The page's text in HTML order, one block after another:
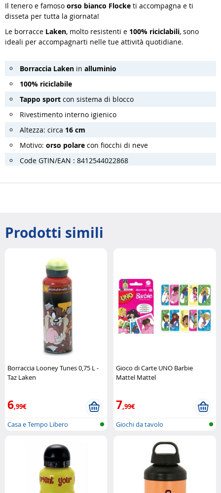
Il tenero e famoso orso bianco Flocke ti accompagna e ti
disseta per tutta la giornata!
Le borracce Laken, molto resistenti e 100% riciclabili, sono
ideali per accompagnarti nelle tue attività quotidiane.
Borraccia Laken in alluminio
100% riciclabile
Tappo sport con sistema di blocco
Rivestimento interno igienico
Altezza: circa 16 cm
Motivo: orso polare con fiocchi di neve
Code GTIN/EAN : 8412544022868
Prodotti simili
Borraccia Looney Tunes 0,75 L -
Taz Laken
6,99€
Casa e Tempo Libero
Gioco di Carte UNO Barbie
Mattel Mattel
7,99€
Giochi da tavolo